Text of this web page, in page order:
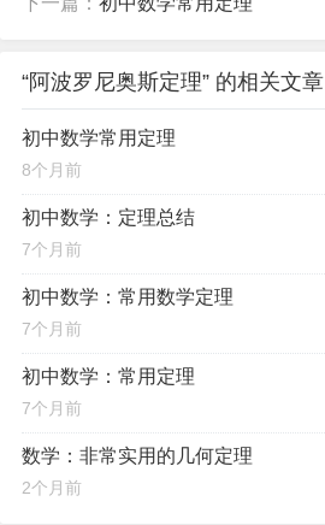
“阿波罗尼奥斯定理” 的相关文章
初中数学常用定理
8个月前
初中数学：定理总结
7个月前
初中数学：常用数学定理
7个月前
初中数学：常用定理
7个月前
数学：非常实用的几何定理
2个月前